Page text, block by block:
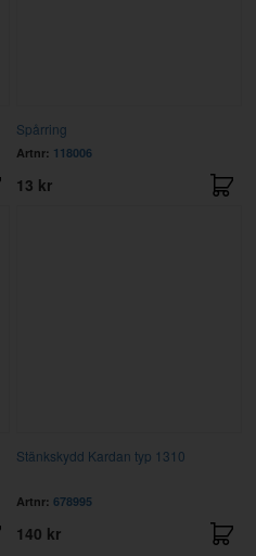
Spårring
Artnr: 118006
13 kr
Stänkskydd Kardan typ 1310
Artnr: 678995
140 kr